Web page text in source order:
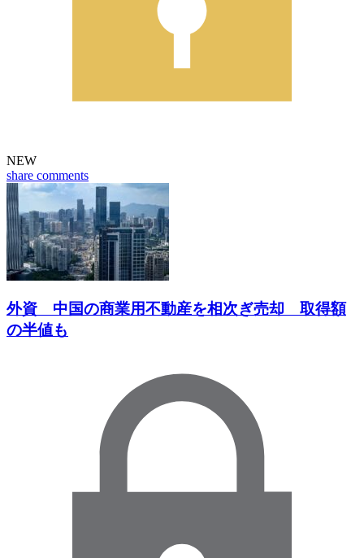
NEW
share comments
外資 中国の商業用不動産を相次ぎ売却 取得額
の半値も